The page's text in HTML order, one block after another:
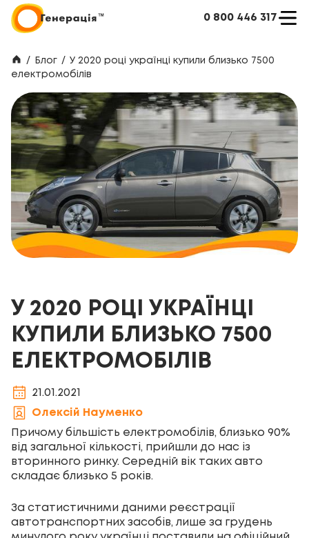
0 800 446 317
/ Блог / У 2020 році українці купили близько 7500
електромобілів
У 2020 РОЦІ УКРАЇНЦІ
КУПИЛИ БЛИЗЬКО 7500
ЕЛЕКТРОМОБІЛІВ
21.01.2021
Олексій Науменко
Причому більшість електромобілів, близько 90%
від загальної кількості, прийшли до нас із
вторинного ринку. Середній вік таких авто
складає близько 5 років.
За статистичними даними реєстрації
автотранспортних засобів, лише за грудень